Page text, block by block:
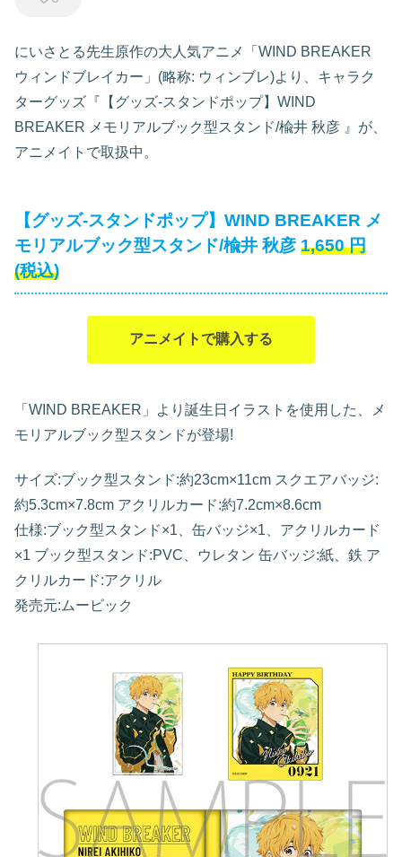
にいさとる先生原作の大人気アニメ「WIND BREAKER
ウィンドブレイカー」(略称: ウィンブレ)より、キャラク
ターグッズ『【グッズ-スタンドポップ】WIND
BREAKER メモリアルブック型スタンド/楡井 秋彦 』が、
アニメイトで取扱中。
【グッズ-スタンドポップ】WIND BREAKER メ
モリアルブック型スタンド/楡井 秋彦 1,650 円
(税込)
アニメイトで購入する
「WIND BREAKER」より誕生日イラストを使用した、メ
モリアルブック型スタンドが登場!
サイズ:ブック型スタンド:約23cm×11cm スクエアバッジ:
約5.3cm×7.8cm アクリルカード:約7.2cm×8.6cm
仕様:ブック型スタンド×1、缶バッジ×1、アクリルカード
×1 ブック型スタンド:PVC、ウレタン 缶バッジ:紙、鉄 ア
クリルカード:アクリル
発売元:ムービック